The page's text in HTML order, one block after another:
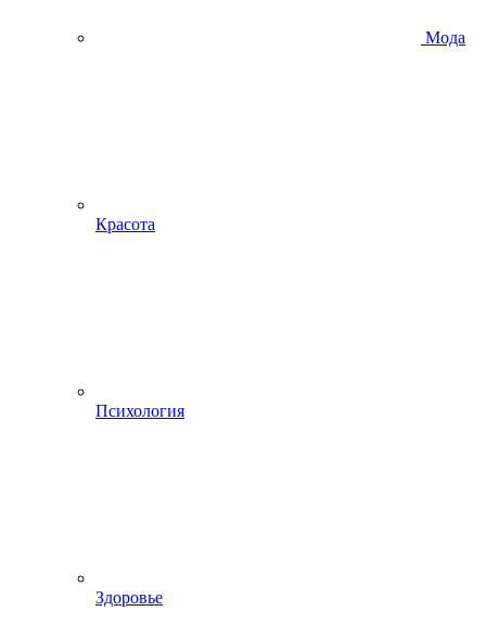
Мода
Красота
Психология
Здоровье